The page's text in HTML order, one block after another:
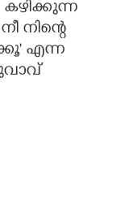
കഴിക്കുന്ന
നിന്റെ
എന്ന